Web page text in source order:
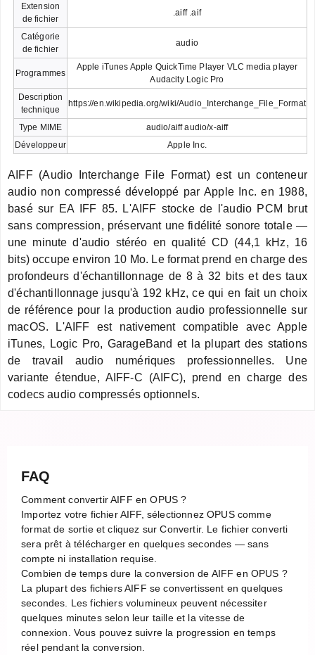
Extension
de fichier
.aiff .aif
Catégorie
de fichier
audio
Programmes
Apple iTunes Apple QuickTime Player VLC media player
Audacity Logic Pro
Description
technique
https://en.wikipedia.org/wiki/Audio_Interchange_File_Format
Type MIME
audio/aiff audio/x-aiff
Développeur
Apple Inc.
AIFF (Audio Interchange File Format) est un conteneur
audio non compressé développé par Apple Inc. en 1988,
basé sur EA IFF 85. L'AIFF stocke de l'audio PCM brut
sans compression, préservant une fidélité sonore totale —
une minute d'audio stéréo en qualité CD (44,1 kHz, 16
bits) occupe environ 10 Mo. Le format prend en charge des
profondeurs d'échantillonnage de 8 à 32 bits et des taux
d'échantillonnage jusqu'à 192 kHz, ce qui en fait un choix
de référence pour la production audio professionnelle sur
macOS. L'AIFF est nativement compatible avec Apple
iTunes, Logic Pro, GarageBand et la plupart des stations
de travail audio numériques professionnelles. Une
variante étendue, AIFF-C (AIFC), prend en charge des
codecs audio compressés optionnels.
FAQ
Comment convertir AIFF en OPUS ?
Importez votre fichier AIFF, sélectionnez OPUS comme
format de sortie et cliquez sur Convertir. Le fichier converti
sera prêt à télécharger en quelques secondes — sans
compte ni installation requise.
Combien de temps dure la conversion de AIFF en OPUS ?
La plupart des fichiers AIFF se convertissent en quelques
secondes. Les fichiers volumineux peuvent nécessiter
quelques minutes selon leur taille et la vitesse de
connexion. Vous pouvez suivre la progression en temps
réel pendant la conversion.